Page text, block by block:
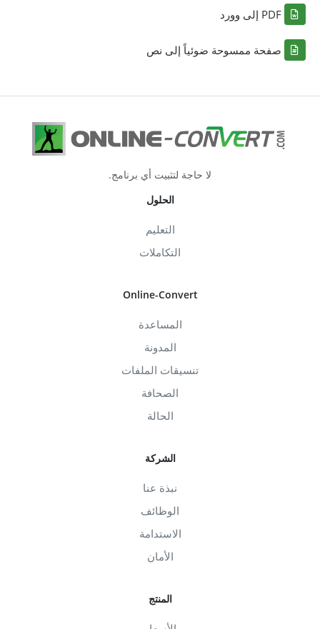
PDF إلى وورد
صفحة ممسوحة ضوئياً إلى نص
لا حاجة لتثبيت أي برنامج.
الحلول
التعليم
التكاملات
Online-Convert
المساعدة
المدونة
تنسيقات الملفات
الصحافة
الحالة
الشركة
نبذة عنا
الوظائف
الاستدامة
الأمان
المنتج